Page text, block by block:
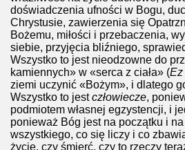
doświadczenia ufności w Bogu,
Chrystusie, zawierzenia się
Bożemu, miłości i przebaczenia,
siebie, przyjęcia bliźniego,
Wszystko to jest nieodzowne do
kamiennych» w «serca z ciała» (Ez
ziemi uczynić «Bożym», i dlatego
Wszystko to jestczłowiecze,
podmiotem własnej egzystencji, i
ponieważ Bóg jest na początku i
wszystkiego, co się liczy i co
życie, czy śmierć, czy to rzeczy